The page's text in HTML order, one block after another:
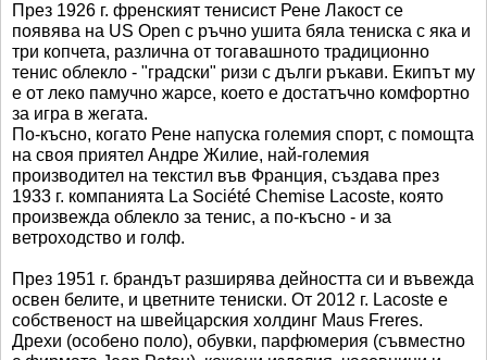
През 1926 г. френският тенисист Рене Лакост се
появява на US Open с ръчно ушита бяла тениска с яка и
три копчета, различна от тогавашното традиционно
тенис облекло - "градски" ризи с дълги ръкави. Екипът му
е от леко памучно жарсе, което е достатъчно комфортно
за игра в жегата.
По-късно, когато Рене напуска големия спорт, с помощта
на своя приятел Андре Жилие, най-големия
производител на текстил във Франция, създава през
1933 г. компанията La Société Chemise Lacoste, която
произвежда облекло за тенис, а по-късно - и за
ветроходство и голф.
През 1951 г. брандът разширява дейността си и въвежда
освен белите, и цветните тениски. От 2012 г. Lacoste e
собственост на швейцарския холдинг Maus Freres.
Дрехи (особено поло), обувки, парфюмерия (съвместно